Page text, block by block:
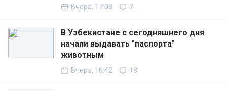
Вчера, 17:08 2
В Узбекистане с сегодняшнего дня
начали выдавать "паспорта"
животным
Вчера, 16:42 18